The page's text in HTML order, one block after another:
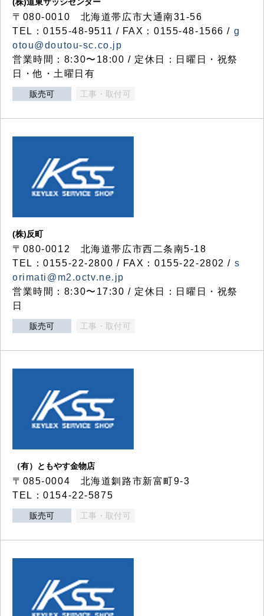
〒080-0010 北海道帯広市大通南31-56
TEL：0155-48-9511 / FAX：0155-48-1566 / g
otou@doutou-sc.co.jp
営業時間：8:30〜18:00 / 定休日：日曜日・祝祭
日・他・土曜日有
販売可 工事・取付可
(株)反町
〒080-0012 北海道帯広市西二条南5-18
TEL：0155-22-2800 / FAX：0155-22-2802 / s
orimati@m2.octv.ne.jp
営業時間：8:30〜17:30 / 定休日：日曜日・祝祭
日
販売可 工事・取付可
（有）ともやす金物店
〒085-0004 北海道釧路市新富町9-3
TEL：0154-22-5875
販売可 工事・取付可